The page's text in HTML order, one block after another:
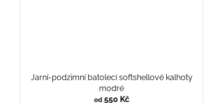
Jarní-podzimní batolecí softshellové kalhoty
modré
od550 Kč